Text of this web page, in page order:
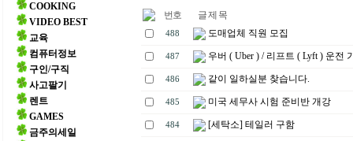
COOKING
VIDEO BEST
교육
컴퓨터정보
구인/구직
사고팔기
렌트
GAMES
금주의세일
번호 글 제 목
488 도매업체 직원 모집
487 우버 ( Uber ) / 리프트 ( Lyft ) 운전
486 같이 일하실분 찾습니다.
485 미국 세무사 시험 준비반 개강
484 [세탁소] 테일러 구함